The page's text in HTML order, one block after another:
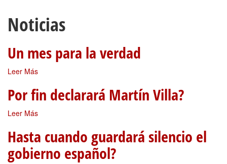
Noticias
Un mes para la verdad
Leer Más
Por fin declarará Martín Villa?
Leer Más
Hasta cuando guardará silencio el
gobierno español?